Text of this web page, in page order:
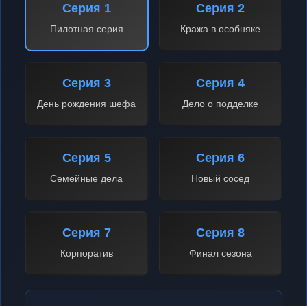
Серия 1
Пилотная серия
Серия 2
Кража в особняке
Серия 3
День рождения шефа
Серия 4
Дело о подделке
Серия 5
Семейные дела
Серия 6
Новый сосед
Серия 7
Корпоратив
Серия 8
Финал сезона